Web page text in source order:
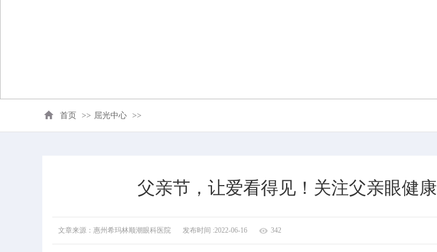
首页 >> 屈光中心 >>
父亲节，让爱看得见！关注父亲眼健康
文章来源：惠州希玛林顺潮眼科医院 发布时间 :2022-06-16 342